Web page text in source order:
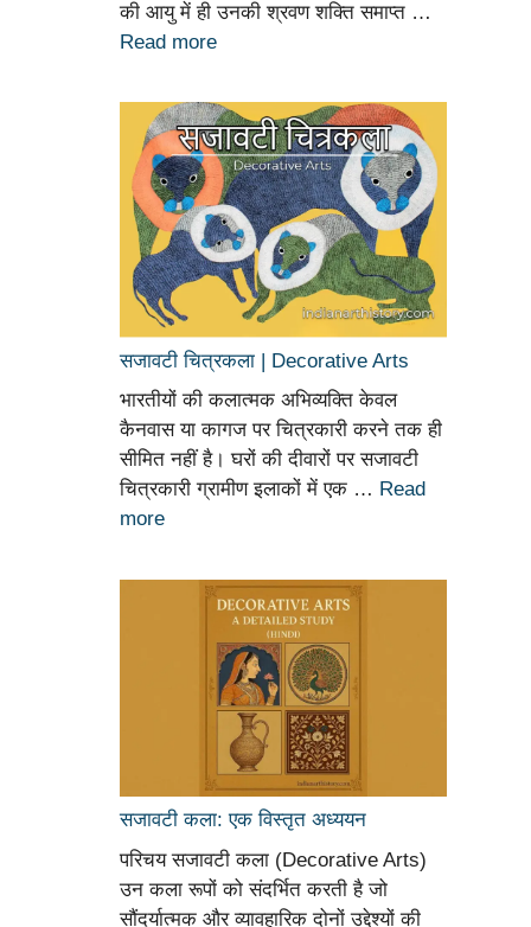
की आयु में ही उनकी श्रवण शक्ति समाप्त …
Read more
सजावटी चित्रकला | Decorative Arts
भारतीयों की कलात्मक अभिव्यक्ति केवल
कैनवास या कागज पर चित्रकारी करने तक ही
सीमित नहीं है। घरों की दीवारों पर सजावटी
चित्रकारी ग्रामीण इलाकों में एक … Read
more
सजावटी कला: एक विस्तृत अध्ययन
परिचय सजावटी कला (Decorative Arts)
उन कला रूपों को संदर्भित करती है जो
सौंदर्यात्मक और व्यावहारिक दोनों उद्देश्यों की